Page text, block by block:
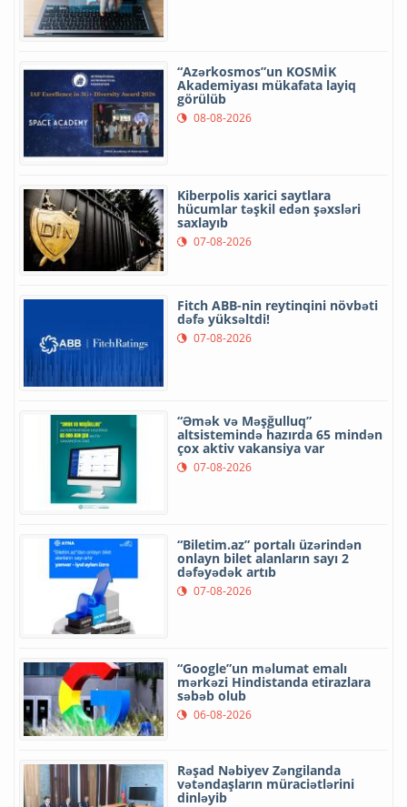
“Azərkosmos”un KOSMİK
Akademiyası mükafata layiq
görülüb
08-08-2026
Kiberpolis xarici saytlara
hücumlar təşkil edən şəxsləri
saxlayıb
07-08-2026
Fitch ABB-nin reytinqini növbəti
dəfə yüksəltdi!
07-08-2026
“Əmək və Məşğulluq”
altsistemində hazırda 65 mindən
çox aktiv vakansiya var
07-08-2026
“Biletim.az” portalı üzərindən
onlayn bilet alanların sayı 2
dəfəyədək artıb
07-08-2026
“Google”un məlumat emalı
mərkəzi Hindistanda etirazlara
səbəb olub
06-08-2026
Rəşad Nəbiyev Zəngilanda
vətəndaşların müraciətlərini
dinləyib